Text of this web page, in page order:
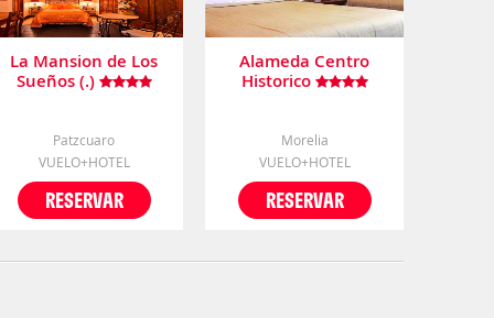
La Mansion de Los
Sueños (.)
Patzcuaro
VUELO+HOTEL
RESERVAR
Alameda Centro
Historico
Morelia
VUELO+HOTEL
RESERVAR